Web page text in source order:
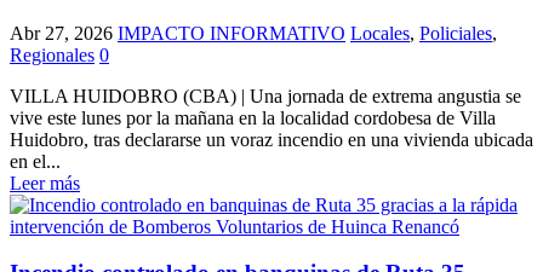
Abr 27, 2026 IMPACTO INFORMATIVO Locales, Policiales,
Regionales 0
VILLA HUIDOBRO (CBA) | Una jornada de extrema angustia se
vive este lunes por la mañana en la localidad cordobesa de Villa
Huidobro, tras declararse un voraz incendio en una vivienda ubicada
en el...
Leer más